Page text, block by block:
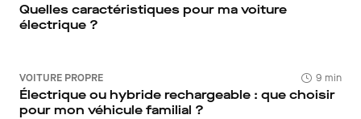
Quelles caractéristiques pour ma voiture
électrique ?
VOITURE PROPRE 9 min
Électrique ou hybride rechargeable : que choisir
pour mon véhicule familial ?